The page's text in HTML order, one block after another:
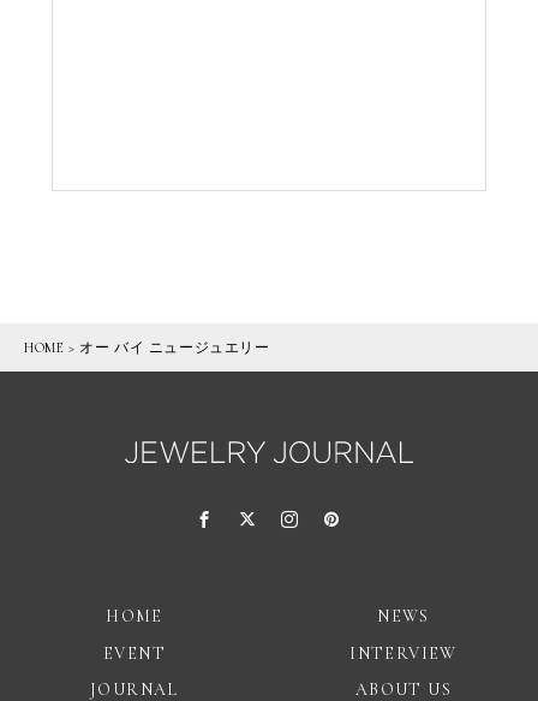
HOME > オー バイ ニュージュエリー
HOME
NEWS
EVENT
INTERVIEW
JOURNAL
ABOUT US